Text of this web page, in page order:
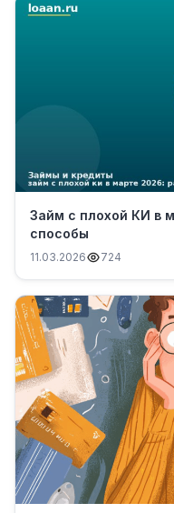
Займ с плохой КИ в
способы
11.03.2026 724